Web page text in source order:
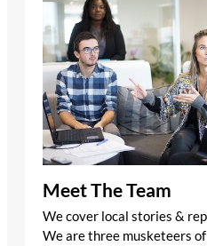
Meet The Team
We cover local stories &
We are three musketeers